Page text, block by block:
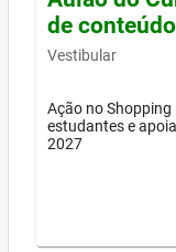
de
Vestibular
Ação no Shopping
estudantes e
2027